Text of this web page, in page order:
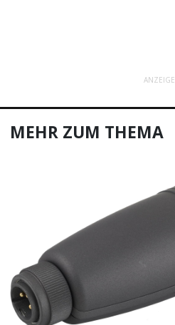
ANZEIGE
MEHR ZUM THEMA